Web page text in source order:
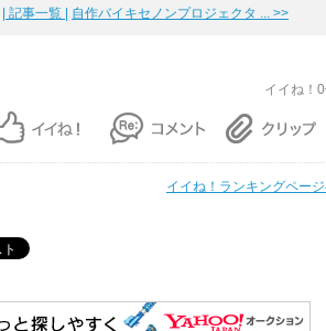
| 記事一覧 | 自作バイキセノンプロジェクタ ... >>
イイね！
イイね！ランキングペー